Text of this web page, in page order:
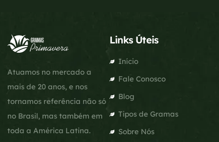
Atuamos no mercado a
mais de 20 anos, e nos
tornamos referência não só
no Brasil, mas também em
toda a América Latina.
Links Úteis
Início
Fale Conosco
Blog
Tipos de Gramas
Sobre Nós